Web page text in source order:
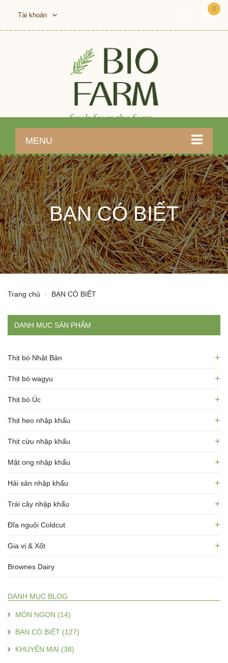
Tài khoản
0
MENU
BẠN CÓ BIẾT
Trang chủ BẠN CÓ BIẾT
DANH MỤC SẢN PHẨM
Thịt bò Nhật Bản +
Thịt bò wagyu +
Thịt bò Úc +
Thịt heo nhập khẩu +
Thịt cừu nhập khẩu +
Mật ong nhập khẩu +
Hải sản nhập khẩu +
Trái cây nhập khẩu +
Đĩa nguội Coldcut +
Gia vị & Xốt +
Brownes Dairy
DANH MỤC BLOG
MÓN NGON (14)
BẠN CÓ BIẾT (127)
KHUYẾN MẠI (38)